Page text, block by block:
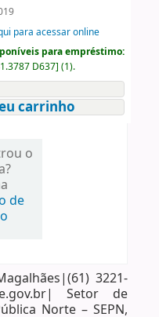
para acessar online
para empréstimo:
D637] (1).
carrinho
o
de
3221-
Setor de
Norte – SEPN,